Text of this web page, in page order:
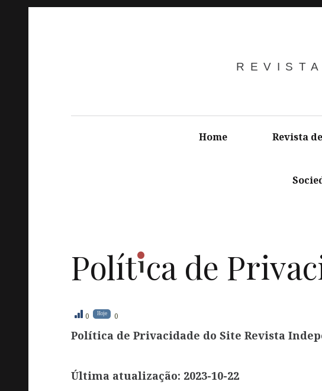
Home Revista
Políticade
0 Hoje 0
Política de Privacidade do Site Revista
Última atualização: 2023-10-22